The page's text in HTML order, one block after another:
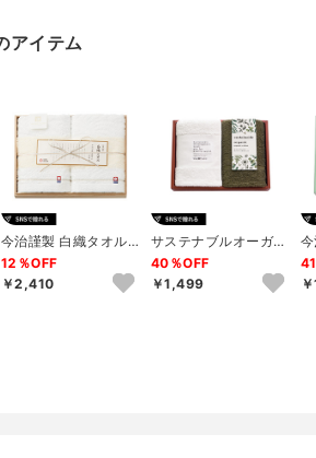
アイテム
今治謹製 白織タオル
木箱入りフェイスタオ
ル2P
12％OFF
￥2,410
サステナブルオーガニ
ック 国際認証取得オ
ーガニック フェ...
40％OFF
￥1,499